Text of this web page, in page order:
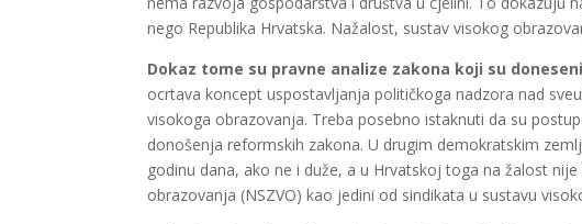
nego Republika Hrvatska. Nažalost, sustav visokog
Dokaz tome su pravne analize zakona koji su
ocrtava koncept uspostavljanja političkoga nadzora nad
visokoga obrazovanja. Treba posebno istaknuti da su
donošenja reformskih zakona. U drugim demokratskim
godinu dana, ako ne i duže, a u Hrvatskoj toga na žalost
obrazovanja (NSZVO) kao jedini od sindikata u sustavu